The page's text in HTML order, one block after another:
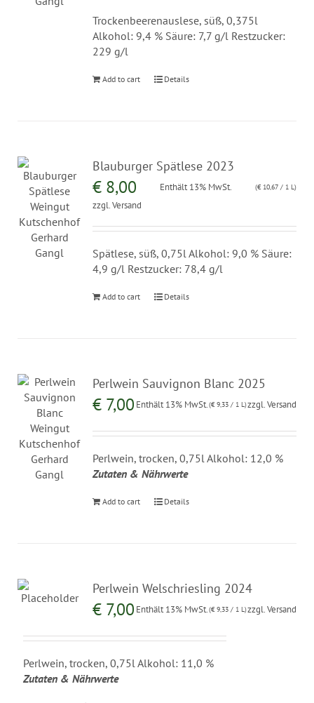
Trockenbeerenauslese, süß, 0,375l
Alkohol: 9,4 % Säure: 7,7 g/l Restzucker:
229 g/l
Add to cart Details
Blauburger Spätlese 2023
€ 8,00 Enthält 13% MwSt. (€10,67/ 1 L)
zzgl.Versand
Spätlese, süß, 0,75l Alkohol: 9,0 % Säure:
4,9 g/l Restzucker: 78,4 g/l
Add to cart Details
Perlwein Sauvignon Blanc 2025
€ 7,00 Enthält 13% MwSt.(€9,33/ 1 L)zzgl.Versand
Perlwein, trocken, 0,75l Alkohol: 12,0 %
Zutaten & Nährwerte
Add to cart Details
Perlwein Welschriesling 2024
€ 7,00 Enthält 13% MwSt.(€9,33/ 1 L)zzgl.Versand
Perlwein, trocken, 0,75l Alkohol: 11,0 %
Zutaten & Nährwerte